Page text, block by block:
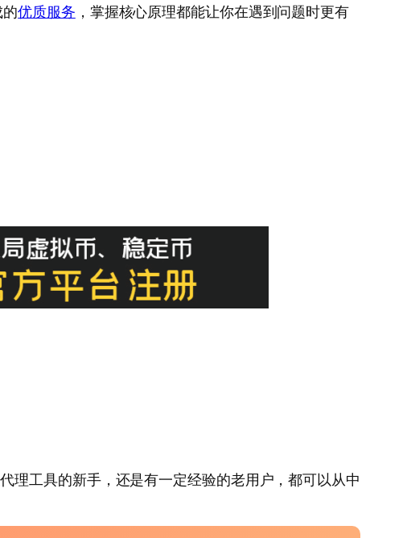
的优质服务 ，掌握核心原理都能让你在遇到问题时更有
理工具的新手，还是有一定经验的老用户，都可以从中